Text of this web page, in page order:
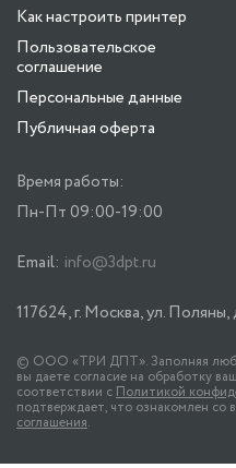
Как настроить принтер
Пользовательское
соглашение
Персональные данные
Публичная оферта
Время работы:
Пн-Пт 09:00-19:00
Email: info@3dpt.ru
117624, г. Москва, ул. Поляны,
© ООО «ТРИ ДПТ». Заполняя
вы даете согласие на обработку
соответствии с Политикой
подтверждает, что ознакомлен со
соглашения.